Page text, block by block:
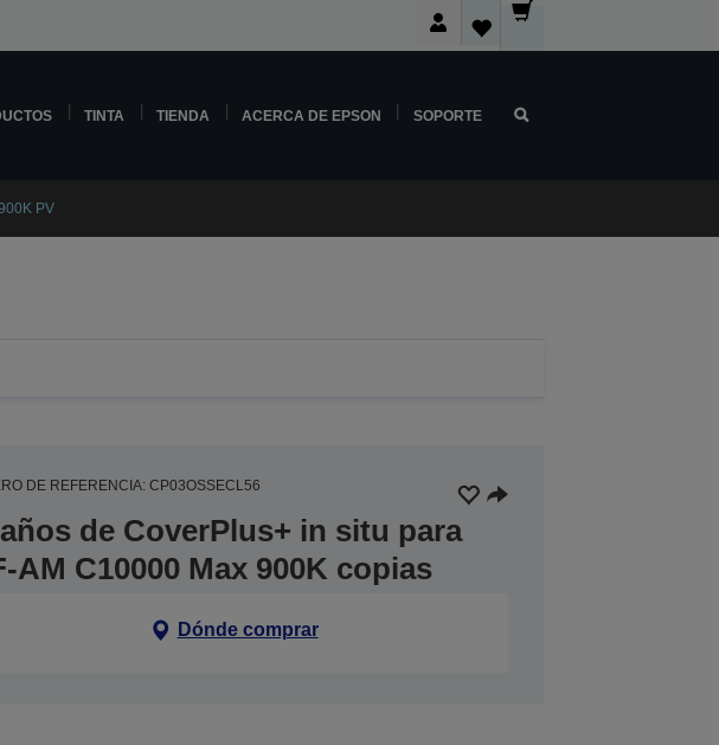
TINTA TIENDA ACERCA DE EPSON SOPORTE
PV
DE REFERENCIA: CP03OSSECL56
de CoverPlus+ in situ para
AM C10000 Max 900K copias
Dónde comprar